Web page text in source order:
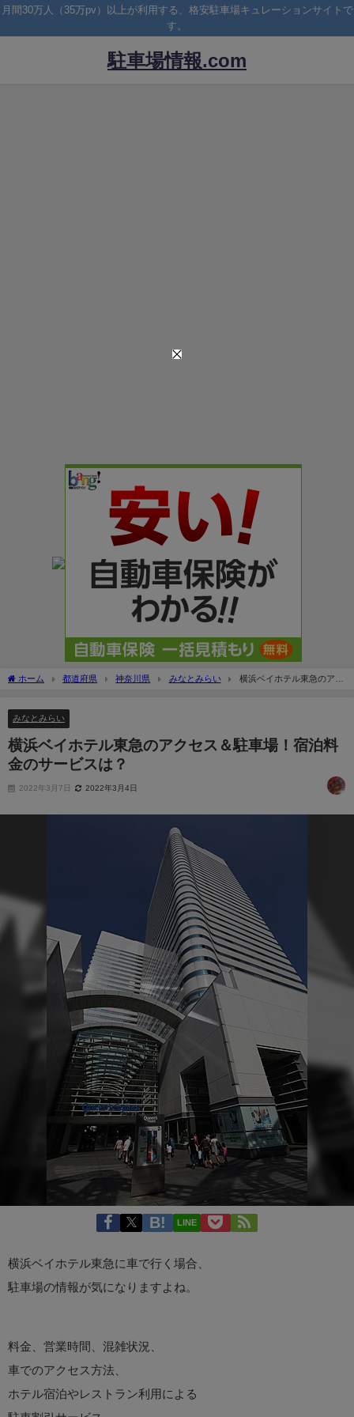
月間30万人（35万pv）以上が利用する、格安駐車場キュレーションサイトで
す。
駐車場情報.com
ホーム 都道府県 神奈川県 みなとみらい
横浜ベイホテル東急のアク
みなとみらい
横浜ベイホテル東急のアクセス＆駐車場！宿泊料
金のサービスは？
2022年3月7日 2022年3月4日
LINE
横浜ベイホテル東急に車で行く場合、
駐車場の情報が気になりますよね。
料金、営業時間、混雑状況、
車でのアクセス方法、
ホテル宿泊やレストラン利用による